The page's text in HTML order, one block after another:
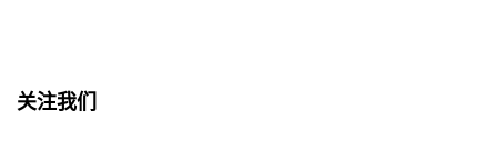
关注我们